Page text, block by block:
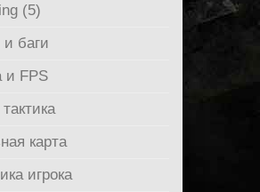
(5)
баги
и FPS
карта
игрока